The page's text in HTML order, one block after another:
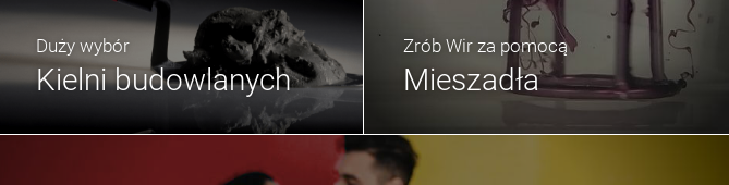
Duży wybór
Kielni budowlanych
Zrób Wir za pomocą
Mieszadła